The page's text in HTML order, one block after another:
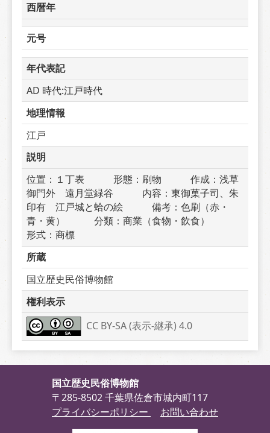
西暦年
元号
年代表記
AD 時代:江戸時代
地理情報
江戸
説明
位置：１丁表　　　形態：刷物　　　作成：浅草
御門外　遠月堂緑谷　　　内容：東御菓子司、朱
印有　江戸城と蛤の絵　　　備考：色刷（赤・
青・黄）　　　分類：商業（食物・飲食）
形式：商標
所蔵
国立歴史民俗博物館
権利表示
CC BY-SA (表示-継承) 4.0
国立歴史民俗博物館
〒285-8502 千葉県佐倉市城内町117
プライバシーポリシー
お問い合わせ